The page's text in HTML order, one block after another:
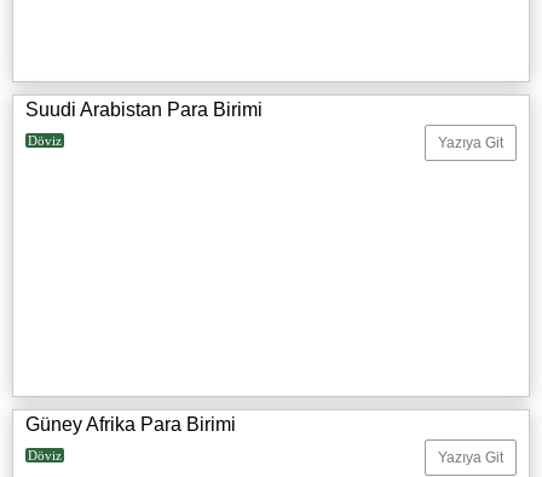
Suudi Arabistan Para Birimi
Döviz Yazıya Git
Güney Afrika Para Birimi
Döviz Yazıya Git